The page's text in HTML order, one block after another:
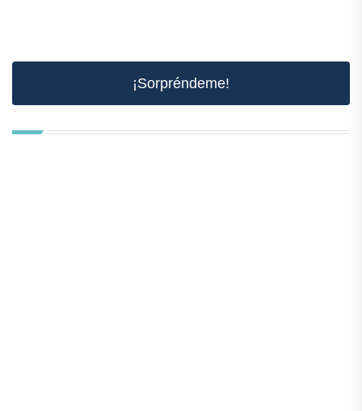
¡Sorpréndeme!